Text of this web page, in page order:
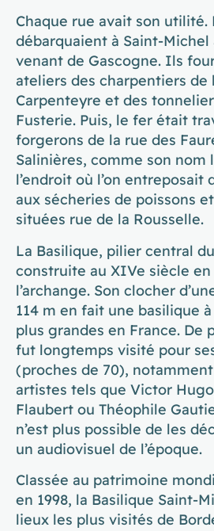
Chaque rue avait son utilité.
débarquaient à Saint-Michel
venant de Gascogne. Ils
ateliers des charpentiers de
Carpenteyre et des
Fusterie. Puis, le fer était
forgerons de la rue des
Salinières, comme son nom
l’endroit où l’on entreposait
aux sécheries de poissons
situées rue de la Rousselle.
La Basilique, pilier central
construite au XIVe siècle en
l’archange. Son clocher
114 m en fait une basilique
plus grandes en France. De
fut longtemps visité pour
(proches de 70),
artistes tels que Victor
Flaubert ou Théophile
n’est plus possible de les
un audiovisuel de l’époque.
Classée au patrimoine
en 1998, la Basilique Saint-
lieux les plus visités de